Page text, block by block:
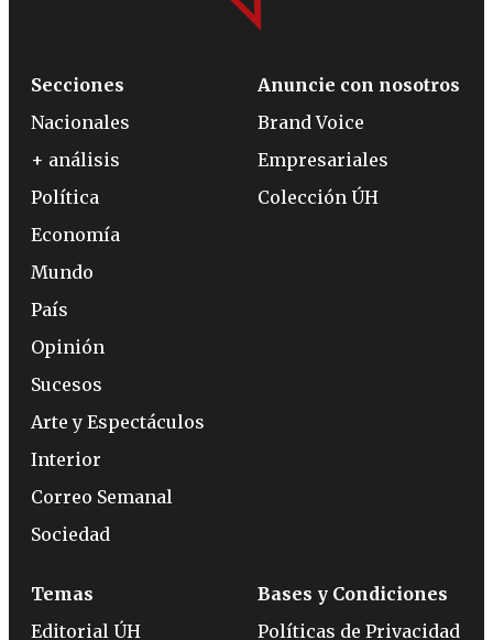
Secciones
Nacionales
+ análisis
Política
Economía
Mundo
País
Opinión
Sucesos
Arte y Espectáculos
Interior
Correo Semanal
Sociedad
Anuncie con nosotros
Brand Voice
Empresariales
Colección ÚH
Temas
Editorial ÚH
Bases y Condiciones
Políticas de Privacidad